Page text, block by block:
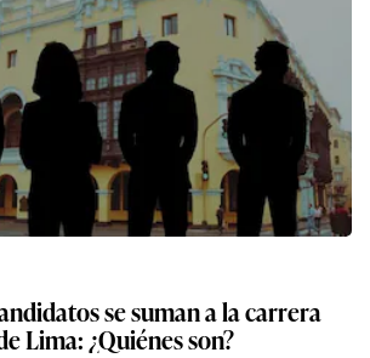
se suman a la carrera
Lima: ¿Quiénes son?